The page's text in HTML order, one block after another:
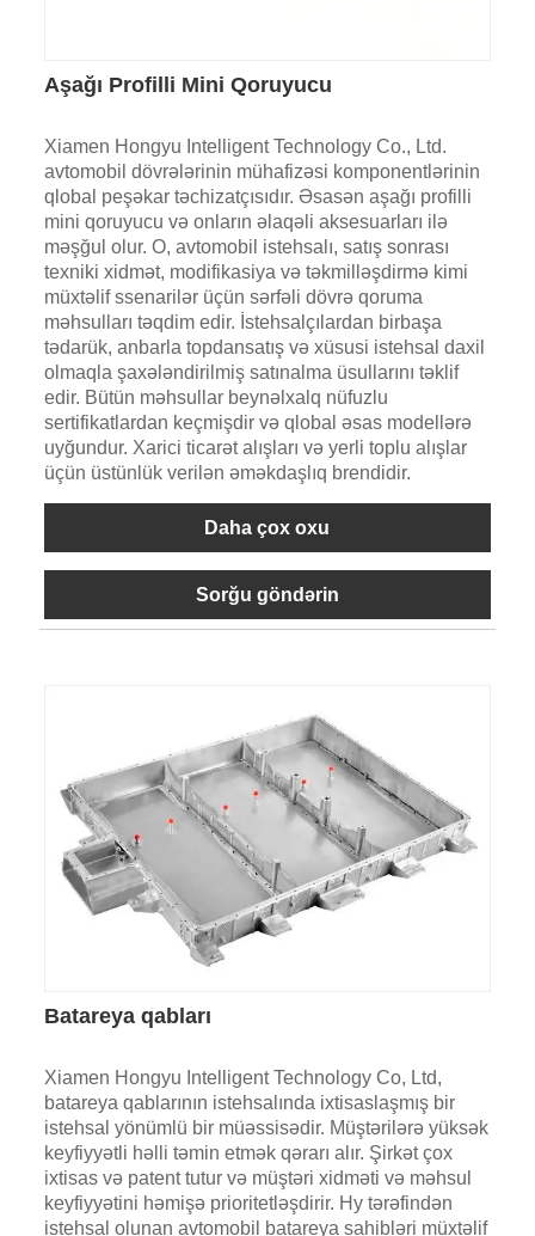
Aşağı Profilli Mini Qoruyucu
Xiamen Hongyu Intelligent Technology Co., Ltd.
avtomobil dövrələrinin mühafizəsi komponentlərinin
qlobal peşəkar təchizatçısıdır. Əsasən aşağı profilli
mini qoruyucu və onların əlaqəli aksesuarları ilə
məşğul olur. O, avtomobil istehsalı, satış sonrası
texniki xidmət, modifikasiya və təkmilləşdirmə kimi
müxtəlif ssenarilər üçün sərfəli dövrə qoruma
məhsulları təqdim edir. İstehsalçılardan birbaşa
tədarük, anbarla topdansatış və xüsusi istehsal daxil
olmaqla şaxələndirilmiş satınalma üsullarını təklif
edir. Bütün məhsullar beynəlxalq nüfuzlu
sertifikatlardan keçmişdir və qlobal əsas modellərə
uyğundur. Xarici ticarət alışları və yerli toplu alışlar
üçün üstünlük verilən əməkdaşlıq brendidir.
Daha çox oxu
Sorğu göndərin
Batareya qabları
Xiamen Hongyu Intelligent Technology Co, Ltd,
batareya qablarının istehsalında ixtisaslaşmış bir
istehsal yönümlü bir müəssisədir. Müştərilərə yüksək
keyfiyyətli həlli təmin etmək qərarı alır. Şirkət çox
ixtisas və patent tutur və müştəri xidməti və məhsul
keyfiyyətini həmişə prioritetləşdirir. Hy tərəfindən
istehsal olunan avtomobil batareya sahibləri müxtəlif